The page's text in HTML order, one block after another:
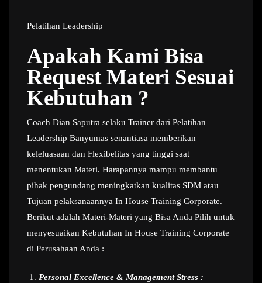
Pelatihan Leadership
Apakah Kami Bisa
Request Materi Sesuai
Kebutuhan ?
Coach Dian Saputra selaku Trainer dari Pelatihan
Leadership Banyumas senantiasa memberikan
keleluasaan dan Flexibelitas yang tinggi saat
menentukan Materi. Harapannya mampu membantu
pihak pengundang meningkatkan kualitas SDM atau
Tujuan pelaksanaannya In House Training Corporate.
Berikut adalah Materi-Materi yang Bisa Anda Pilih untuk
menyesuaikan Kebutuhan In House Training Corporate
di Perusahaan Anda :
Personal Excellence & Management Stress :